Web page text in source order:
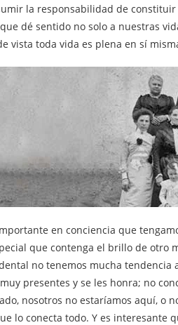
la responsabilidad de
dé sentido no solo a nuestras
vista toda vida es plena en sí
en conciencia que
que contenga el brillo de otro
no tenemos mucha tendencia
presentes y se les honra; no
nosotros no estaríamos aquí, o
lo conecta todo. Y es interesante